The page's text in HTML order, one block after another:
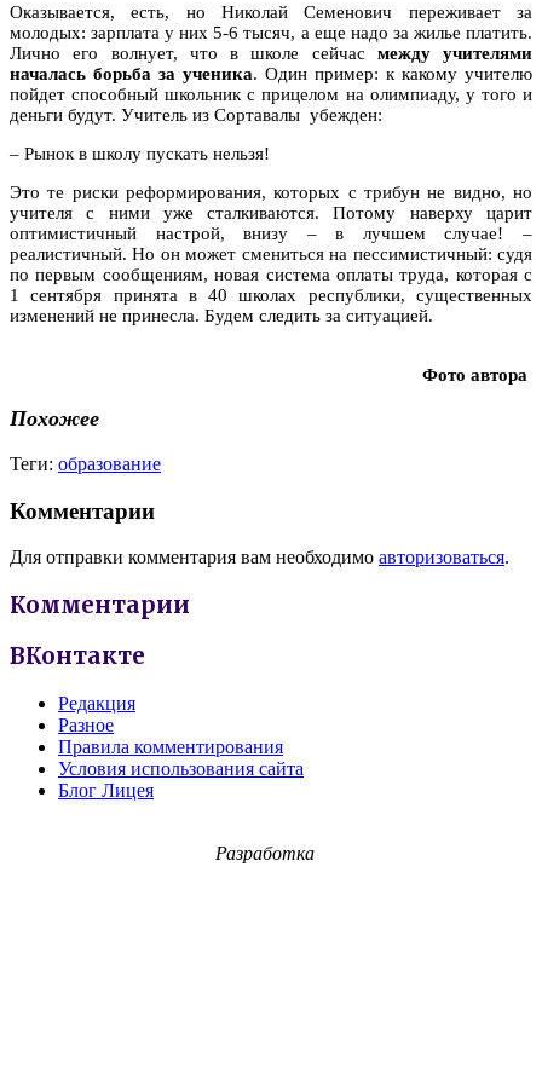
Оказывается, есть, но Николай Семенович переживает за
молодых: зарплата у них 5-6 тысяч, а еще надо за жилье платить.
Лично его волнует, что в школе сейчас между учителями
началась борьба за ученика. Один пример: к какому учителю
пойдет способный школьник с прицелом на олимпиаду, у того и
деньги будут. Учитель из Сортавалы убежден:
– Рынок в школу пускать нельзя!
Это те риски реформирования, которых с трибун не видно, но
учителя с ними уже сталкиваются. Потому наверху царит
оптимистичный настрой, внизу – в лучшем случае! –
реалистичный. Но он может смениться на пессимистичный: судя
по первым сообщениям, новая система оплаты труда, которая с
1 сентября принята в 40 школах республики, существенных
изменений не принесла. Будем следить за ситуацией.
Фото автора
Похожее
Теги: образование
Комментарии
Для отправки комментария вам необходимо авторизоваться.
Комментарии
ВКонтакте
Редакция
Разное
Правила комментирования
Условия использования сайта
Блог Лицея
Разработка